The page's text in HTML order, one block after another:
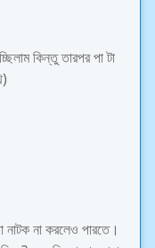
কিন্তু তারপর পা টা
নাটক না করলেও পারতে।